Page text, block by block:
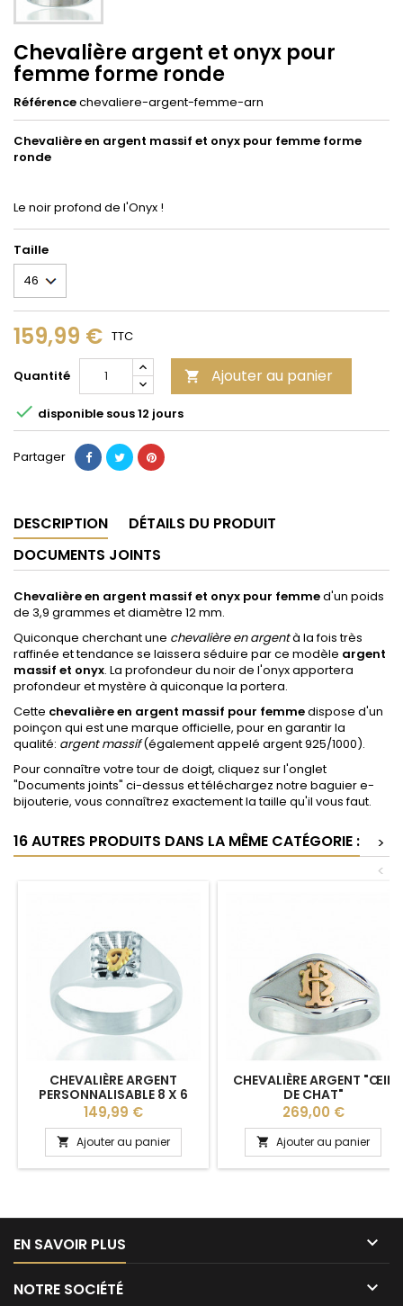
Chevalière argent et onyx pour
femme forme ronde
Référencechevaliere-argent-femme-arn
Chevalière en argent massif et onyx pour femme forme
ronde
Le noir profond de l'Onyx !
Taille
159,99 € TTC
Quantité  Ajouter au panier
 disponible sous 12 jours
Partager
DESCRIPTION
DÉTAILS DU PRODUIT
DOCUMENTS JOINTS
Chevalière en argent massif et onyx pour femmed'un poids
de 3,9 grammes et diamètre 12 mm.
Quiconque cherchant une chevalière en argentà la fois très
raffinée et tendance se laissera séduire par ce modèle argent
massif et onyx. La profondeur du noir de l'onyx apportera
profondeur et mystère à quiconque la portera.
Cette chevalière en argent massif pour femmedispose d'un
poinçon qui est une marque officielle, pour en garantir la
qualité: argent massif(également appelé argent 925/1000).
Pour connaître votre tour de doigt, cliquez sur l'onglet
"Documents joints" ci-dessus et téléchargez notre baguier e-
bijouterie, vous connaîtrez exactement la taille qu'il vous faut.
16 AUTRES PRODUITS DANS LA MÊME CATÉGORIE :
>
<
CHEVALIÈRE ARGENT
PERSONNALISABLE 8 X 6
MM POUR FEMME
Prix
149,99 €
 Ajouter au panier
CHEVALIÈRE ARGENT "ŒIL
DE CHAT"
PERSONNALISABLE POUR
FEMME
Prix
269,00 €
 Ajouter au panier
EN SAVOIR PLUS 
NOTRE SOCIÉTÉ 